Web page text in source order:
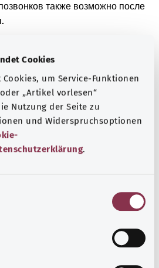
Cookies
um Service-Funktionen
„Artikel vorlesen“
Nutzung der Seite zu
und Widerspruchsoptionen
.
также возможно после
и сильная слабость. Помимо
При повреждении позвонки
также может привести к